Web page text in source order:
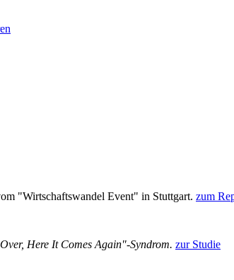
"Wirtschaftswandel Event" in Stuttgart. zum
Here It Comes Again"-Syndrom. zur Studie